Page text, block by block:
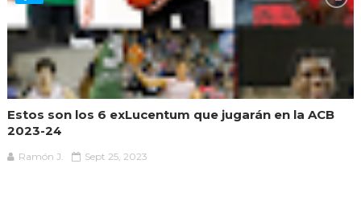
Estos son los 6 exLucentum que jugarán en la ACB
2023-24
Ramón J. Sept 25, 2023